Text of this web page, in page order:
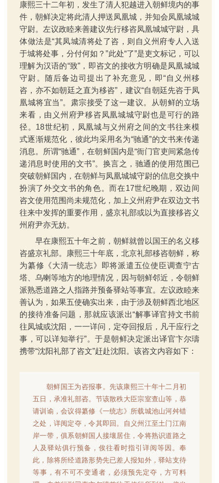
康熙三十二年初，发生了清人犯越进入朝鲜境内的事
件，朝鲜决定将此清人押送凤凰城，并知会凤凰城城
守尉。左议政睦来善建议先行移咨凤凰城城守尉，具
体做法是“其凤城清将处了咨，则自义州府专人入送
于城将处事，分付何如？”此处“了”是吏文标记，可以
理解为汉语的“致”，即咨文的接收方明确是凤凰城城
守尉。随后备边司提出了补充意见，即“自义州移
咨，亦不如朝廷之直为移咨”，建议“自朝廷先咨于凤
凰城将宜当”。肃宗接受了这一建议。从朝鲜的立场
来看，由义州府尹移咨凤凰城城守尉也是可行的路
径。18世纪初，凤凰城与义州府之间的文书往来模
式逐渐规范化，彼此均采用名为“驰通”的文书来传递
消息。所谓“驰通”，在朝鲜国内是“衙门官吏间紧急传
递消息时使用的文书”。换言之，驰通的使用范围已
突破朝鲜国内，在朝鲜与凤凰城城守尉的信息交换中
扮演了外交文书的角色。而在17世纪晚期，双边间
咨文使用范围尚未规范化，加上义州府尹在双边文书
往来中发挥的重要作用，盛京礼部或以为直接移咨义
州府尹亦无妨。
早在康熙五十年之前，朝鲜就曾以国王的名义移
咨盛京礼部。康熙三十年底，北京礼部移咨朝鲜，称
为纂修《大清一统志》即将派遣五位使臣调查宁古
塔、乌喇等地方的地理情况，因与朝鲜邻近，令朝鲜
派熟悉道路之人指路并预备驿站等事宜。左议政睦来
善认为，如果五使确实出来，由于涉及朝鲜西北地区
的接待准备问题，那就应该派出“解事译官持文书前
往凤城或沈阳，一一详问，定夺回报后，凡干应行之
事，可以详知举行”。于是朝鲜决定派出译官卞尔璹
携带“沈阳礼部了咨文”赶赴沈阳。该咨文内容如下：
朝鲜国王为咨报事。先该康熙三十年十二月初
五日，承准礼部咨。节该散秩大臣宗室查山等，恭
请训谕，会议得纂修《一统志》所载城池山河舛错
之处，详阅定夺，令其即回。自义州江至土门江南
岸一带，俱系朝鲜国人接壤居住，令将熟识道路之
人及驿站俱行预备，俟往看时指引详阅等因。奉
此，除将所经道路形势先已差人报知外，驿站支待
等事，有不可不变通者，必须预先定夺，方可料